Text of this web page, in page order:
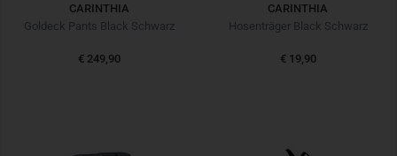
CARINTHIA
Goldeck Pants Black Schwarz
€ 249,90
CARINTHIA
Hosenträger Black Schwarz
€ 19,90